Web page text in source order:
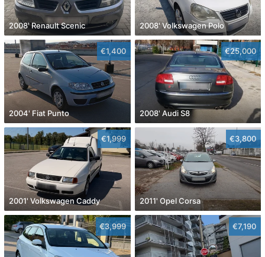
2008' Renault Scenic 2008' Volkswagen Polo
€1,400
2004' Fiat Punto
€25,000
2008' Audi S8
€1,999
2001' Volkswagen Caddy
€3,800
2011' Opel Corsa
€3,999 €7,190